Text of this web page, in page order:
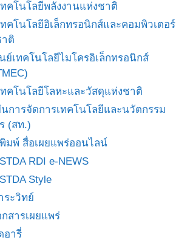
คโนโลยีพลังงานแห่งชาติ
คโนโลยีอิเล็กทรอนิกส์และคอมพิวเตอร์
ติ
ย์เทคโนโลยีไมโครอิเล็กทรอนิกส์
คโนโลยีโลหะและวัสดุแห่งชาติ
การจัดการเทคโนโลยีและนวัตกรรม
(สท.)
มพ์ สื่อเผยแพร่ออนไลน์
RDI e-NEWS
Style
ระวิทย์
กสารเผยแพร่
อารี่